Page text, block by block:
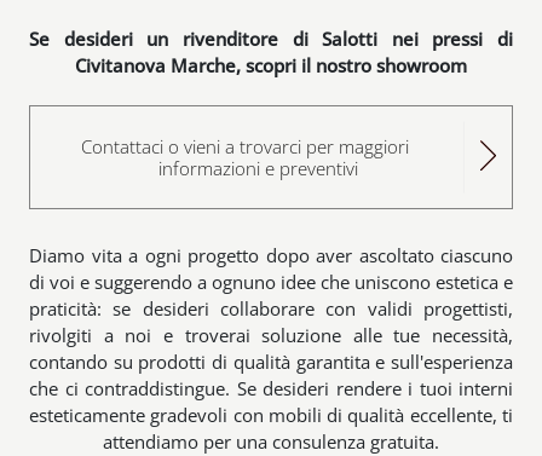
Se desideri un rivenditore di Salotti nei pressi di
Civitanova Marche, scopri il nostro showroom
Contattaci o vieni a trovarci per maggiori
informazioni e preventivi
Diamo vita a ogni progetto dopo aver ascoltato ciascuno
di voi e suggerendo a ognuno idee che uniscono estetica e
praticità: se desideri collaborare con validi progettisti,
rivolgiti a noi e troverai soluzione alle tue necessità,
contando su prodotti di qualità garantita e sull'esperienza
che ci contraddistingue. Se desideri rendere i tuoi interni
esteticamente gradevoli con mobili di qualità eccellente, ti
attendiamo per una consulenza gratuita.